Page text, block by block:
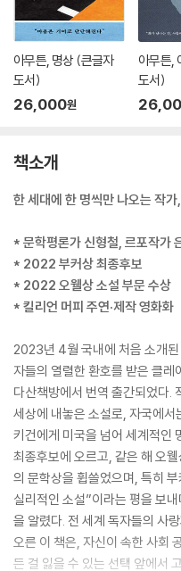
아무튼, 명상 (큰글자
도서)
26,000원
아무튼,
도서)
책소개
한 세대에 한 명씩만 나오는 작
* 문학평론가 신형철, 르포작가
* 2022 부커상 최종후보
* 2022 오웰상 소설 부문 수상
* 킬리언 머피 주연·제작 영화화
2023년 4월 국내에 처음 소개된
자들의 열렬한 환호를 받은 클레
다산책방에서 번역 출간되었다.
세상에 내놓은 소설로, 자국에
키건에게 미국을 넘어 세계적인
최종후보에 오르고, 같은 해 오
의 문학상을 휩쓸었으며, 특히
실리적인 소설”이라는 평을 보
을 알렸다. 전 세계 독자들의 사
오른 이 책은, 자신이 속한 사회
든 걸 잃을 수 있는 선택 앞에서